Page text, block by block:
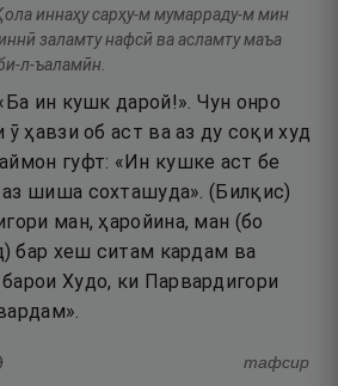
иннаҳу сарҳу-м мумарраду-м мин
заламту нафсӣ ва асламту маъа
л-ъаламӣн.
ин кушк дарой!». Чун онро
ҳавзи об аст ва аз ду соқи худ
гуфт: «Ин кушке аст бе
шиша сохташуда». (Билқис)
ман, ҳаройина, ман (бо
бар хеш ситам кардам ва
Худо, ки Парвардигори
тафсир